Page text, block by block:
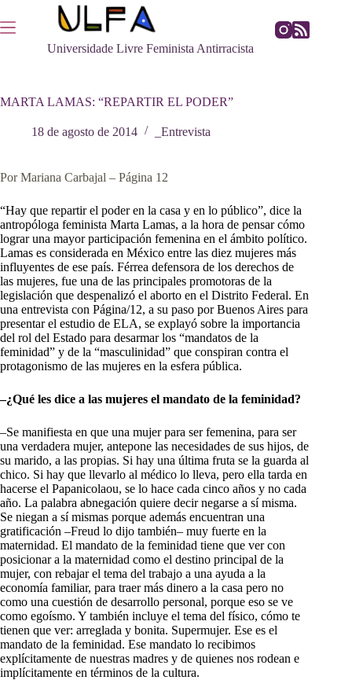
para
o
Universidade Livre Feminista Antirracista
MARTA LAMAS: “REPARTIR EL PODER”
18 de agosto de 2014 _Entrevista
Por Mariana Carbajal – Página 12
“Hay que repartir el poder en la casa y en lo público”, dice la
antropóloga feminista Marta Lamas, a la hora de pensar cómo
lograr una mayor participación femenina en el ámbito político.
Lamas es considerada en México entre las diez mujeres más
influyentes de ese país. Férrea defensora de los derechos de
las mujeres, fue una de las principales promotoras de la
legislación que despenalizó el aborto en el Distrito Federal. En
una entrevista con Página/12, a su paso por Buenos Aires para
presentar el estudio de ELA, se explayó sobre la importancia
del rol del Estado para desarmar los “mandatos de la
feminidad” y de la “masculinidad” que conspiran contra el
protagonismo de las mujeres en la esfera pública.
–¿Qué les dice a las mujeres el mandato de la feminidad?
–Se manifiesta en que una mujer para ser femenina, para ser
una verdadera mujer, antepone las necesidades de sus hijos, de
su marido, a las propias. Si hay una última fruta se la guarda al
chico. Si hay que llevarlo al médico lo lleva, pero ella tarda en
hacerse el Papanicolaou, se lo hace cada cinco años y no cada
año. La palabra abnegación quiere decir negarse a sí misma.
Se niegan a sí mismas porque además encuentran una
gratificación –Freud lo dijo también– muy fuerte en la
maternidad. El mandato de la feminidad tiene que ver con
posicionar a la maternidad como el destino principal de la
mujer, con rebajar el tema del trabajo a una ayuda a la
economía familiar, para traer más dinero a la casa pero no
como una cuestión de desarrollo personal, porque eso se ve
como egoísmo. Y también incluye el tema del físico, cómo te
tienen que ver: arreglada y bonita. Supermujer. Ese es el
mandato de la feminidad. Ese mandato lo recibimos
explícitamente de nuestras madres y de quienes nos rodean e
implícitamente en términos de la cultura.